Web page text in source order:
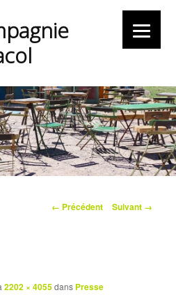
Navigation
← Précédent Suivant →
2202 × 4055dans Presse